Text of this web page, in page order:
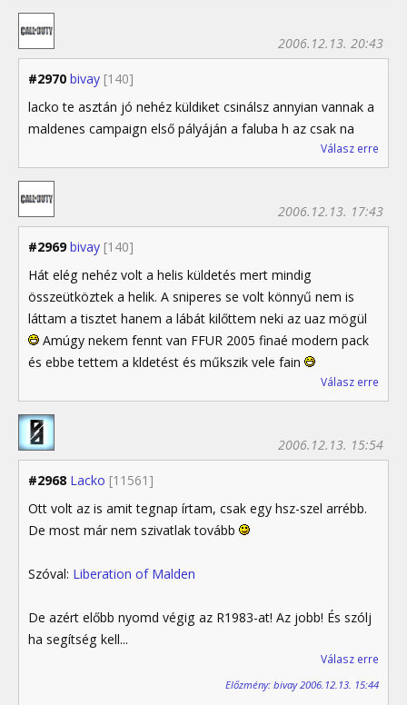
#2970 bivay [140]
2006.12.13. 20:43
lacko te asztán jó nehéz küldiket csinálsz annyian vannak a
maldenes campaign első pályáján a faluba h az csak na
Válasz erre
#2969 bivay [140]
2006.12.13. 17:43
Hát elég nehéz volt a helis küldetés mert mindig
összeütköztek a helik. A sniperes se volt könnyű nem is
láttam a tisztet hanem a lábát kilőttem neki az uaz mögül
Amúgy nekem fennt van FFUR 2005 finaé modern pack
és ebbe tettem a kldetést és műkszik vele fain
Válasz erre
#2968 Lacko [11561]
2006.12.13. 15:54
Ott volt az is amit tegnap írtam, csak egy hsz-szel arrébb.
De most már nem szivatlak tovább
Szóval: Liberation of Malden
De azért előbb nyomd végig az R1983-at! Az jobb! És szólj
ha segítség kell...
Válasz erre
Előzmény: bivay 2006.12.13. 15:44